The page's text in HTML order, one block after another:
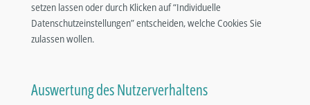
setzen lassen oder durch Klicken auf “Individuelle
Datenschutzeinstellungen” entscheiden, welche Cookies Sie
zulassen wollen.
Auswertung des Nutzerverhaltens